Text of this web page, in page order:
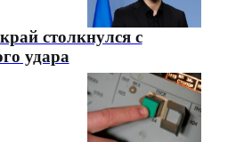
столкнулся с
удара